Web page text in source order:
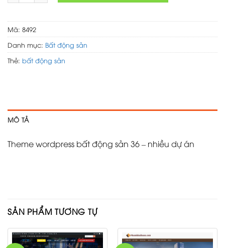
7,000,000 ₫.5,000,000 ₫.
Mã: 8492
Danh mục: Bất động sản
Thẻ: bất động sản
MÔ TẢ
Theme wordpress bất động sản 36 – nhiều dự án
SẢN PHẨM TƯƠNG TỰ